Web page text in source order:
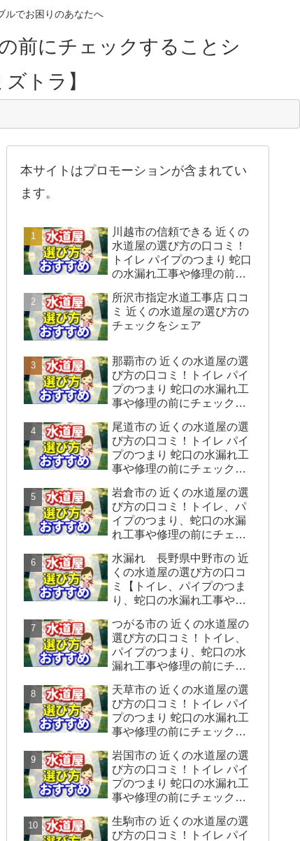
ルでお困りのあなたへ
前にチェックすることシ
トラ】
本サイトはプロモーションが含まれてい
ます。
川越市の信頼できる 近くの
水道屋の選び方の口コミ！
トイレ パイプのつまり 蛇口
の水漏れ工事や修理の前に
します。
所沢市指定水道工事店 口コ
ミ 近くの水道屋の選び方の
チェックをシェア
那覇市の 近くの水道屋の選
び方の口コミ！トイレ パイ
プのつまり 蛇口の水漏れ工
事や修理の前にチェックす
尾道市の 近くの水道屋の選
び方の口コミ！トイレ パイ
プのつまり 蛇口の水漏れ工
事や修理の前にチェックす
岩倉市の 近くの水道屋の選
び方の口コミ！トイレ、パ
イプのつまり、蛇口の水漏
れ工事や修理の前にチェッ
す。
水漏れ 長野県中野市の 近
くの水道屋の選び方の口コ
ミ【トイレ、パイプのつま
り、蛇口の水漏れ工事や修
をシェアします】
つがる市の 近くの水道屋の
選び方の口コミ！トイレ、
パイプのつまり、蛇口の水
漏れ工事や修理の前にチェ
す。
天草市の 近くの水道屋の選
び方の口コミ！トイレ パイ
プのつまり 蛇口の水漏れ工
事や修理の前にチェックす
岩国市の 近くの水道屋の選
び方の口コミ！トイレ パイ
プのつまり 蛇口の水漏れ工
事や修理の前にチェックす
生駒市の 近くの水道屋の選
び方の口コミ！トイレ パイ